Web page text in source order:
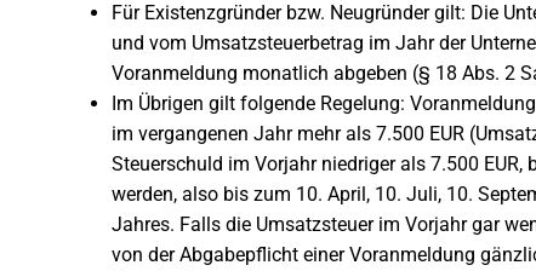
Für Existenzgründer bzw. Neugründer gilt: Die
und vom Umsatzsteuerbetrag im Jahr der
Voranmeldung monatlich abgeben (§ 18 Abs. 2
Im Übrigen gilt folgende Regelung:
im vergangenen Jahr mehr als 7.500 EUR
Steuerschuld im Vorjahr niedriger als 7.500
werden, also bis zum 10. April, 10. Juli, 10.
Jahres. Falls die Umsatzsteuer im Vorjahr gar
von der Abgabepflicht einer Voranmeldung